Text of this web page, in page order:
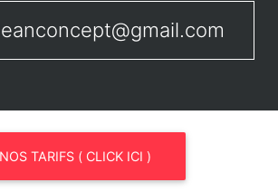
NOS TARIFS ( CLICK ICI )